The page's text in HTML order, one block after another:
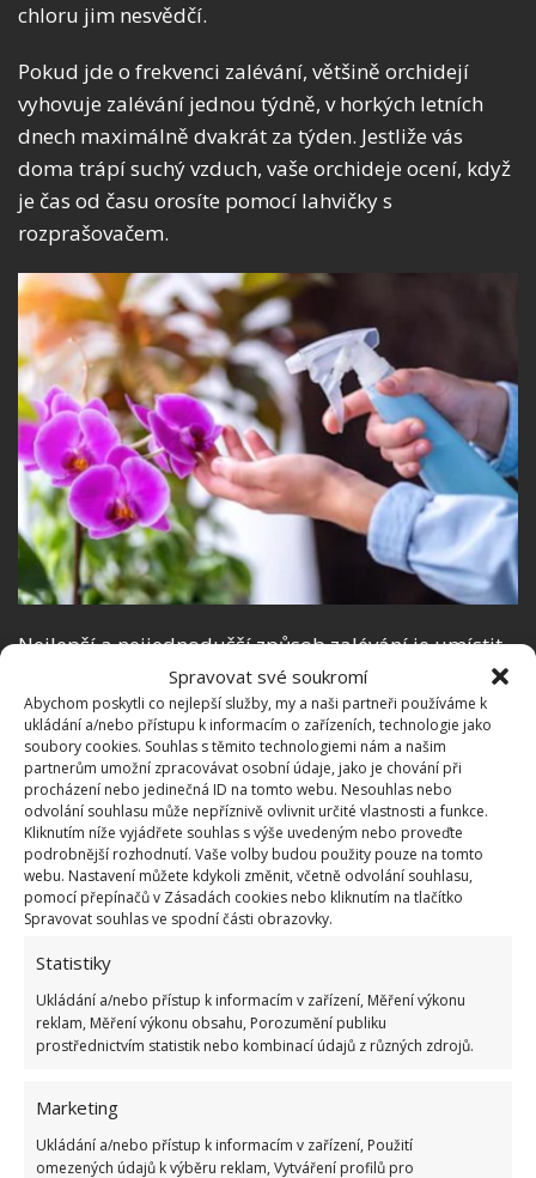
Spravovat své soukromí
Abychom poskytli co nejlepší služby, my a naši partneři používáme k
ukládání a/nebo přístupu k informacím o zařízeních, technologie jako
soubory cookies. Souhlas s těmito technologiemi nám a našim
partnerům umožní zpracovávat osobní údaje, jako je chování při
procházení nebo jedinečná ID na tomto webu. Nesouhlas nebo
odvolání souhlasu může nepříznivě ovlivnit určité vlastnosti a funkce.
Kliknutím níže vyjádřete souhlas s výše uvedeným nebo proveďte
podrobnější rozhodnutí. Vaše volby budou použity pouze na tomto
webu. Nastavení můžete kdykoli změnit, včetně odvolání souhlasu,
pomocí přepínačů v Zásadách cookies nebo kliknutím na tlačítko
Spravovat souhlas ve spodní části obrazovky.
Statistiky
Ukládání a/nebo přístup k informacím v zařízení, Měření výkonu
reklam, Měření výkonu obsahu, Porozumění publiku
prostřednictvím statistik nebo kombinací údajů z různých zdrojů.
Marketing
Ukládání a/nebo přístup k informacím v zařízení, Použití
omezených údajů k výběru reklam, Vytváření profilů pro
chloru jim nesvědčí.
Pokud jde o frekvenci zalévání, většině orchidejí
vyhovuje zalévání jednou týdně, v horkých letních
dnech maximálně dvakrát za týden. Jestliže vás
doma trápí suchý vzduch, vaše orchideje ocení, když
je čas od času orosíte pomocí lahvičky s
rozprašovačem.
Nejlepší a nejjednodušší způsob zalévání je umístit
celý květináč s orchidejí do mísy či kyblíku, do
kterého jste předtím nalili vodu do výšky těsně pod
okraj květináče. Takto nechte květináč ve vodě stát
po dobu přibližně deseti až patnácti minut.
Následně orchidej z misky vyjměte a nechte z ní
přebytečnou vodu odtéct.
Kromě zalévání orchideje potřebují
také živiny
Mnoho lidí trápí to, že jim doma orchideje nekvetou.
Na vině je často kromě špatného zalévání také
nedostatek živin, které orchideje ke kvetení vyžadují.
prostřednictvím speciálních hnojiv, nebo zaléváním
vodou, ve které jste předtím nechali louhovat